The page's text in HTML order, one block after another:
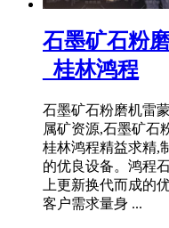
石墨矿石粉
_桂林鸿程
石墨矿石粉磨机雷
属矿资源,石墨矿石
桂林鸿程精益求精,
的优良设备。鸿程
上更新换代而成的
客户需求量身 ...